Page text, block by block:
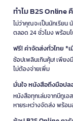
ทำไม B2S
ไม่ว่าคุณจะเป็นนักเรีย
ตลอด 24 ชั่วโมง พร้อม
ฟรี! ค่าจัดส่งทั่วไทย *
ช้อปเพลินเกินคุ้ม! เพีย
ไม่ต้องจ่ายเพิ่ม
มั่นใจ หนังสือถึงมือป
หนังสือทุกเล่มจากบีทูเอ
หายระหว่างจัดส่ง พร้